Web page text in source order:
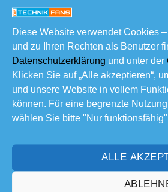
Diese Website verwendet Cookies
und zu Ihren Rechten als Benutzer
Datenschutzerklärung und unter der
Klicken Sie auf „Alle akzeptieren“,
und unsere Website in vollem
können. Für eine begrenzte
wählen Sie bitte "Nur
ALLE
Vorheriges Thema Nächstes
Themen Schlagworte:Autowerbung
Mitglieder Online
Zurzeit keine Online-Mitglieder